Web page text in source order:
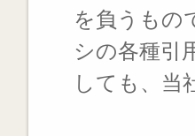
を負うもの
シの各種引
しても、当